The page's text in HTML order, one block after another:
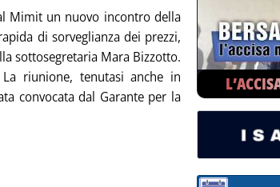
Mimit un nuovo incontro della
di sorveglianza dei prezzi,
sottosegretaria Mara Bizzotto.
riunione, tenutasi anche in
convocata dal Garante per la
tutta la notizia: 'Carburanti, ieri riunione della